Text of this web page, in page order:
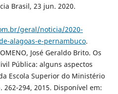
Brasil, 23 jun. 2020.
geral/noticia/2020-
alagoas-e-pernambuco.
José Geraldo Brito. Os
Pública: alguns aspectos
Escola Superior do Ministério
262-294, 2015. Disponível em: